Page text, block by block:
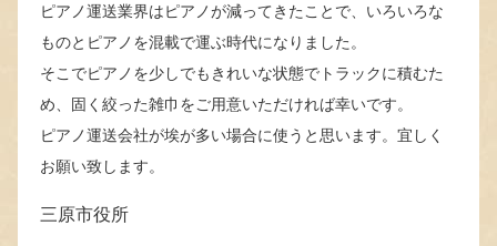
ピアノ運送業界はピアノが減ってきたことで、いろいろな
ものとピアノを混載で運ぶ時代になりました。
そこでピアノを少しでもきれいな状態でトラックに積むた
め、固く絞った雑巾をご用意いただければ幸いです。
ピアノ運送会社が埃が多い場合に使うと思います。宜しく
お願い致します。
三原市役所